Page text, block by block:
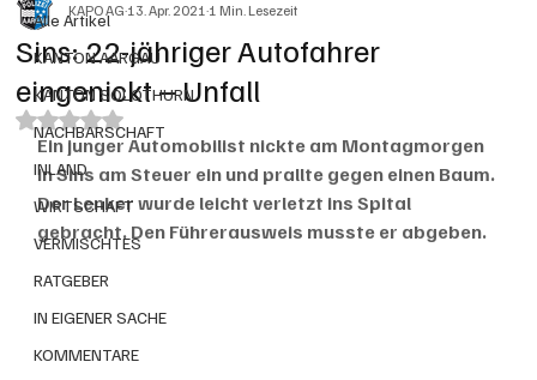
Alle Artikel
KANTON AARGAU
KANTON SOLOTHURN
NACHBARSCHAFT
INLAND
WIRTSCHAFT
VERMISCHTES
RATGEBER
IN EIGENER SACHE
KOMMENTARE
Sins: 22-jähriger Autofahrer
eingenickt – Unfall
KAPO AG13. Apr. 20211 Min. Lesezeit
Mit NaN von 5 Sternen bewertet.
Ein junger Automobilist nickte am Montagmorgen
in Sins am Steuer ein und prallte gegen einen Baum.
Der Lenker wurde leicht verletzt ins Spital
gebracht. Den Führerausweis musste er abgeben.